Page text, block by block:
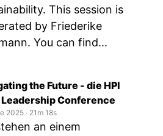
This session is
by Friederike
You can find...
the Future - die HPI
Conference
2025 ‧ 21m 18s
an einem